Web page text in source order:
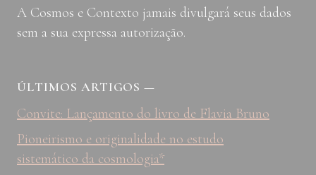
A Cosmos e Contexto jamais divulgará seus dados
sem a sua expressa autorização.
ÚLTIMOS ARTIGOS—
Convite: Lançamento do livro de Flavia Bruno
Pioneirismo e originalidade no estudo
sistemático da cosmologia*